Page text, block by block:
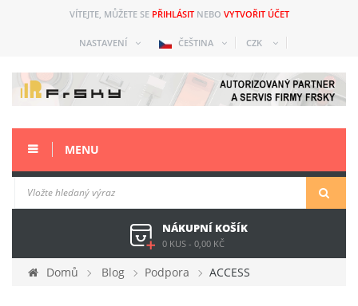
VÍTEJTE, MŮŽETE SE PŘIHLÁSIT NEBO VYTVOŘIT ÚČET
NASTAVENÍ ČEŠTINA CZK
MENU
NÁKUPNÍ KOŠÍK
0 KUS - 0,00 KČ
Domů Blog Podpora ACCESS